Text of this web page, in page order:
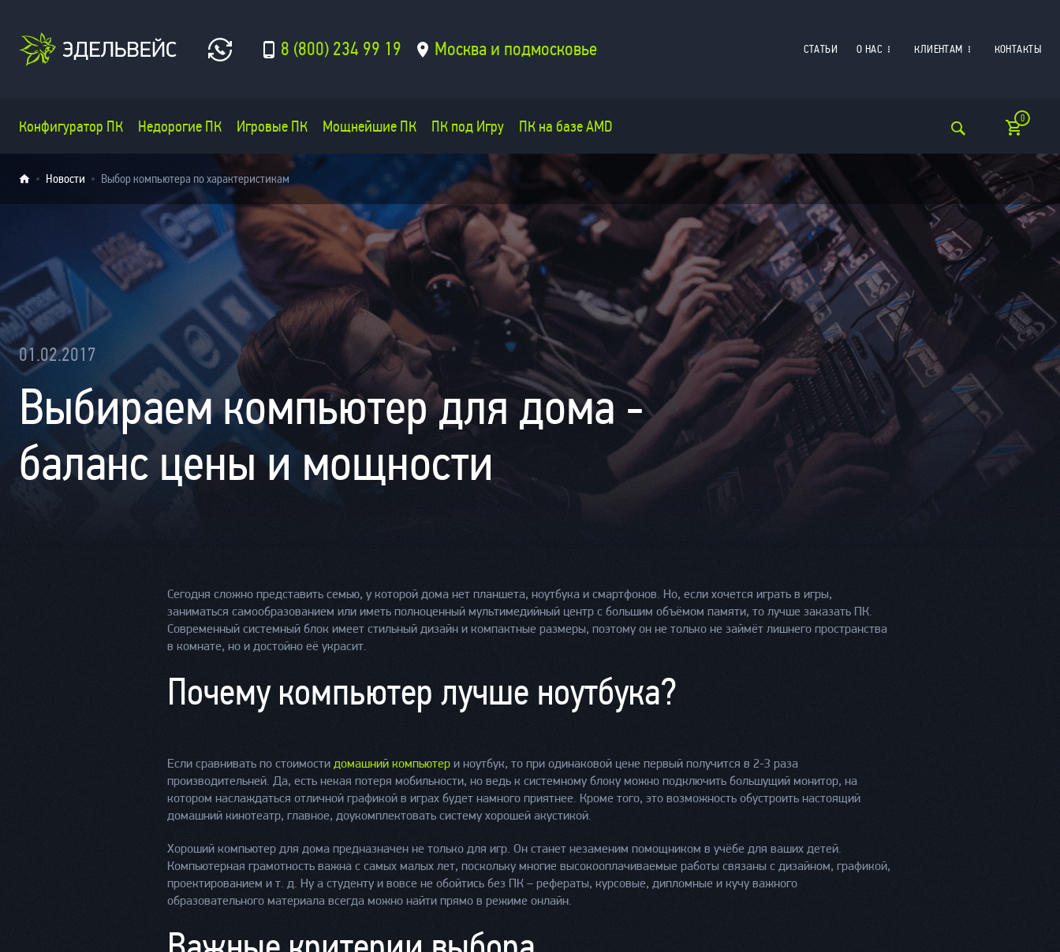
8 (800) 234 99 19 Москва и подмосковье СТАТЬИ О НАС КЛИЕНТАМ КОНТАКТЫ
Конфигуратор ПК Недорогие ПК Игровые ПК Мощнейшие ПК ПК под Игру ПК на базе AMD 0
Новости Выбор компьютера по характеристикам
01.02.2017
Выбираем компьютер для дома -
баланс цены и мощности
Сегодня сложно представить семью, у которой дома нет планшета, ноутбука и смартфонов. Но, если хочется играть в игры,
заниматься самообразованием или иметь полноценный мультимедийный центр с большим объёмом памяти, то лучше заказать ПК.
Современный системный блок имеет стильный дизайн и компактные размеры, поэтому он не только не займёт лишнего пространства
в комнате, но и достойно её украсит.
Почему компьютер лучше ноутбука?
Если сравнивать по стоимости домашний компьютер и ноутбук, то при одинаковой цене первый получится в 2-3 раза
производительней. Да, есть некая потеря мобильности, но ведь к системному блоку можно подключить большущий монитор, на
котором наслаждаться отличной графикой в играх будет намного приятнее. Кроме того, это возможность обустроить настоящий
домашний кинотеатр, главное, доукомплектовать систему хорошей акустикой.
Хороший компьютер для дома предназначен не только для игр. Он станет незаменим помощником в учёбе для ваших детей.
Компьютерная грамотность важна с самых малых лет, поскольку многие высокооплачиваемые работы связаны с дизайном, графикой,
проектированием и т. д. Ну а студенту и вовсе не обойтись без ПК – рефераты, курсовые, дипломные и кучу важного
образовательного материала всегда можно найти прямо в режиме онлайн.